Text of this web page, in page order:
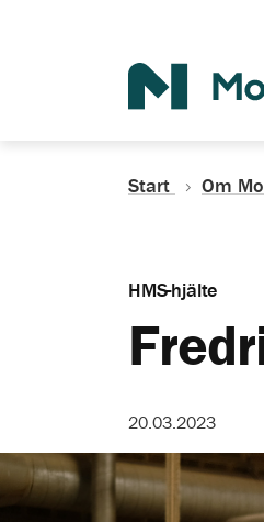
Start Om
HMS-hjälte
20.03.2023